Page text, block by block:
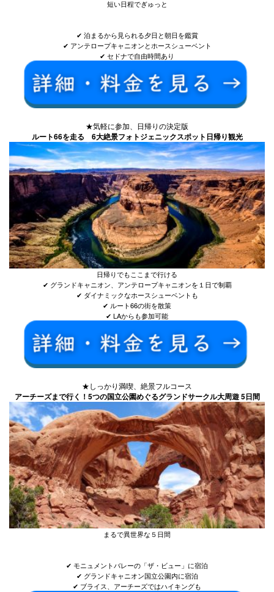
短い日程でぎゅっと
✔ 泊まるから見られる夕日と朝日を鑑賞
✔ アンテロープキャニオンとホースシューベント
✔ セドナで自由時間あり
★気軽に参加、日帰りの決定版
ルート66を走る 6大絶景フォトジェニックスポット日帰り観光
日帰りでもここまで行ける
✔ グランドキャニオン、アンテロープキャニオンを１日で制覇
✔ ダイナミックなホースシューベントも
✔ ルート66の街を散策
✔ LAからも参加可能
★しっかり満喫、絶景フルコース
アーチーズまで行く！5つの国立公園めぐるグランドサークル大周遊 5日間
まるで異世界な５日間
✔ モニュメントバレーの「ザ・ビュー」に宿泊
✔ グランドキャニオン国立公園内に宿泊
✔ ブライス、アーチーズではハイキングも